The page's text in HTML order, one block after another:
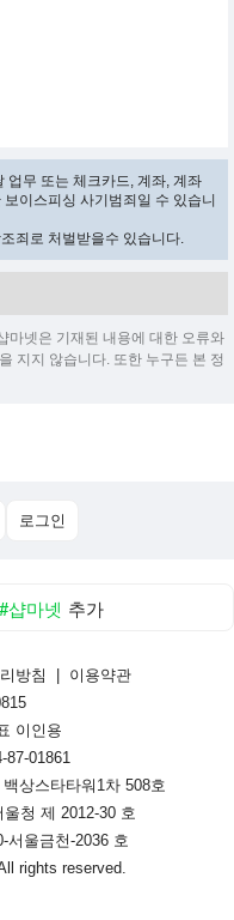
업무 또는 체크카드, 계좌, 계좌
이스피싱 사기범죄일 수 있습니
죄로 처벌받을수 있습니다.
마넷은 기재된 내용에 대한 오류와
지지 않습니다. 또한 누구든 본 정
로그인
#샵마넷 추가
방침
이용약관
이인용
87-01861
상스타타워1차 508호
울청 제 2012-30 호
서울금천-2036 호
rights reserved.